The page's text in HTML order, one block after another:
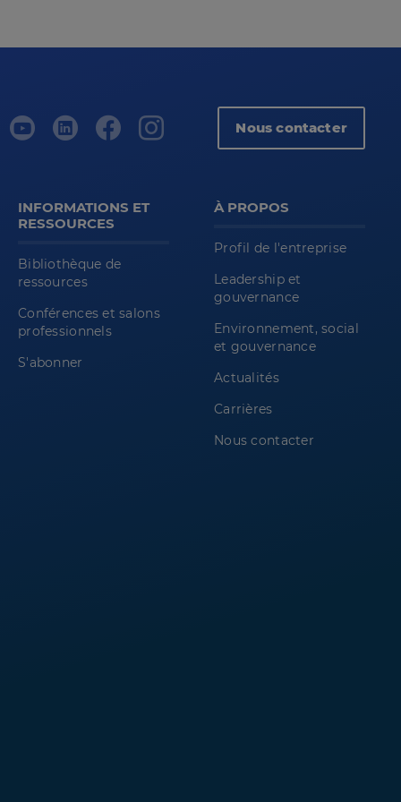
Nous contacter
INFORMATIONS ET
RESSOURCES
Bibliothèque de
ressources
Conférences et salons
professionnels
S'abonner
À PROPOS
Profil de l'entreprise
Leadership et
gouvernance
Environnement, social
et gouvernance
Actualités
Carrières
Nous contacter